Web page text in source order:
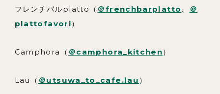
フレンチバルplatto（ ＠frenchbarplatto 、
＠
plattofavori）
Camphora（ ＠camphora_kitchen）
Lau（ ＠utsuwa_to_cafe.lau ）